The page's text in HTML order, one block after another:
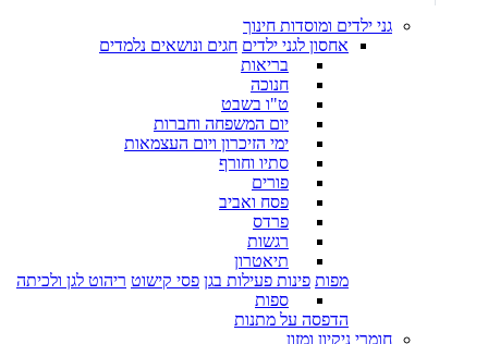
גני ילדים ומוסדות חינוך
אחסון לגני ילדים חגים ונושאים נלמדים
בריאות
חנוכה
ט"ו בשבט
יום המשפחה וחברות
ימי הזיכרון ויום העצמאות
סתיו וחורף
פורים
פסח ואביב
פרדס
רגשות
תיאטרון
מפות פינות פעילות בגן פסי קישוט ריהוט לגן ולכיתה
ספות
הדפסה על מתנות
חומרי ניקיון ומזון